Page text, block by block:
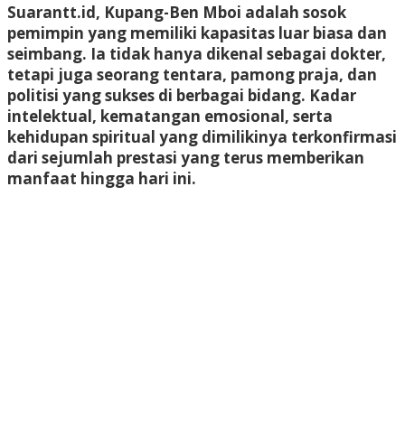
Suarantt.id, Kupang-Ben Mboi adalah sosok
pemimpin yang memiliki kapasitas luar biasa dan
seimbang. Ia tidak hanya dikenal sebagai dokter,
tetapi juga seorang tentara, pamong praja, dan
politisi yang sukses di berbagai bidang. Kadar
intelektual, kematangan emosional, serta
kehidupan spiritual yang dimilikinya terkonfirmasi
dari sejumlah prestasi yang terus memberikan
manfaat hingga hari ini.